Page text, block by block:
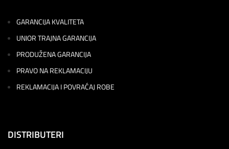
GARANCIJA KVALITETA
UNIOR TRAJNA GARANCIJA
PRODUŽENA GARANCIJA
PRAVO NA REKLAMACIJU
REKLAMACIJA I POVRAĆAJ ROBE
DISTRIBUTERI